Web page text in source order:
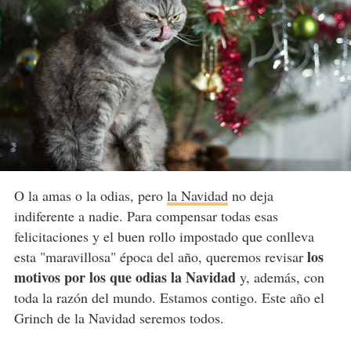
O la amas o la odias, pero la Navidadno deja
indiferente a nadie. Para compensar todas esas
felicitaciones y el buen rollo impostado que conlleva
esta "maravillosa" época del año, queremos revisar los
motivos por los que odias la Navidady, además, con
toda la razón del mundo. Estamos contigo. Este año el
Grinch de la Navidad seremos todos.